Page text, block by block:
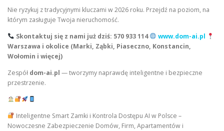
Nie ryzykuj z tradycyjnymi kluczami w 2026 roku. Przejdź na poziom, na
którym zasługuje Twoja nieruchomość.
Skontaktuj się z nami już dziś: 570 933 114
www.dom-ai.pl
Warszawa i okolice (Marki, Ząbki, Piaseczno, Konstancin,
Wołomin i więcej)
Zespół dom-ai.pl — tworzymy naprawdę inteligentne i bezpieczne
przestrzenie.
Inteligentne Smart Zamki i Kontrola Dostępu AI w Polsce –
Nowoczesne Zabezpieczenie Domów, Firm, Apartamentów i